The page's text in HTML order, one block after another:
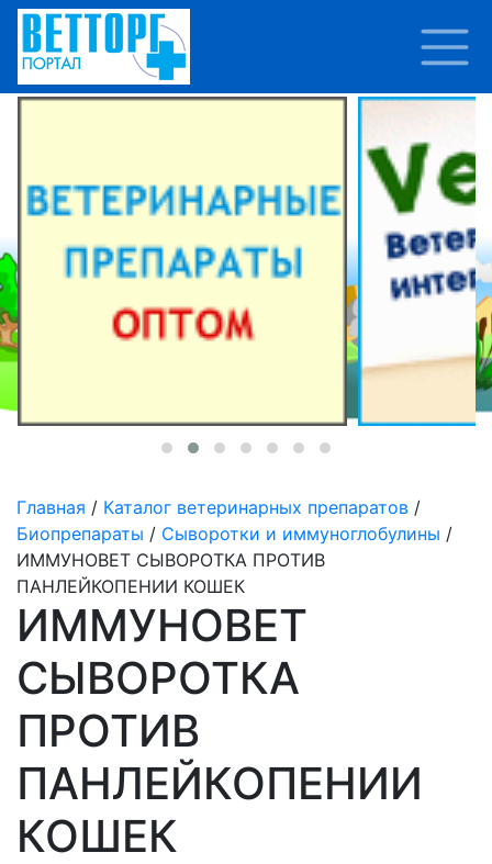
Главная / Каталог ветеринарных препаратов /
Биопрепараты / Сыворотки и иммуноглобулины /
ИММУНОВЕТ СЫВОРОТКА ПРОТИВ
ПАНЛЕЙКОПЕНИИ КОШЕК
ИММУНОВЕТ
СЫВОРОТКА
ПРОТИВ
ПАНЛЕЙКОПЕНИИ
КОШЕК